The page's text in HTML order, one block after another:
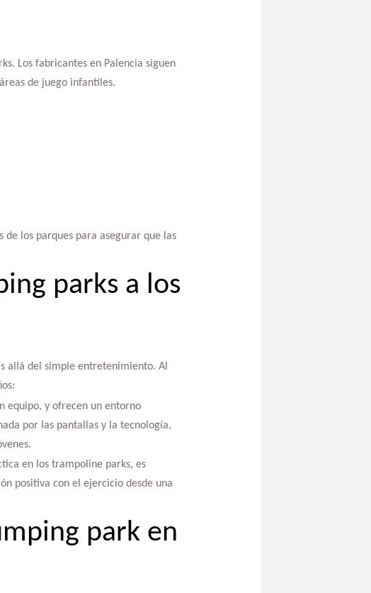
Los fabricantes en Palencia siguen
de juego infantiles.
los parques para asegurar que las
parks a los
allá del simple entretenimiento. Al
equipo, y ofrecen un entorno
por las pantallas y la tecnología,
en los trampoline parks, es
positiva con el ejercicio desde una
park en